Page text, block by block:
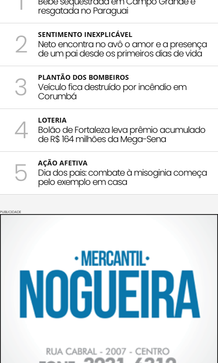
resgatada no Paraguai
2 SENTIMENTO INEXPLICÁVEL
Neto encontra no avô o amor e a presença
de um pai desde os primeiros dias de vida
3 PLANTÃO DOS BOMBEIROS
Veículo fica destruído por incêndio em
Corumbá
4 LOTERIA
Bolão de Fortaleza leva prêmio acumulado
de R$ 164 milhões da Mega-Sena
5 AÇÃO AFETIVA
Dia dos pais: combate à misoginia começa
pelo exemplo em casa
PUBLICIDADE